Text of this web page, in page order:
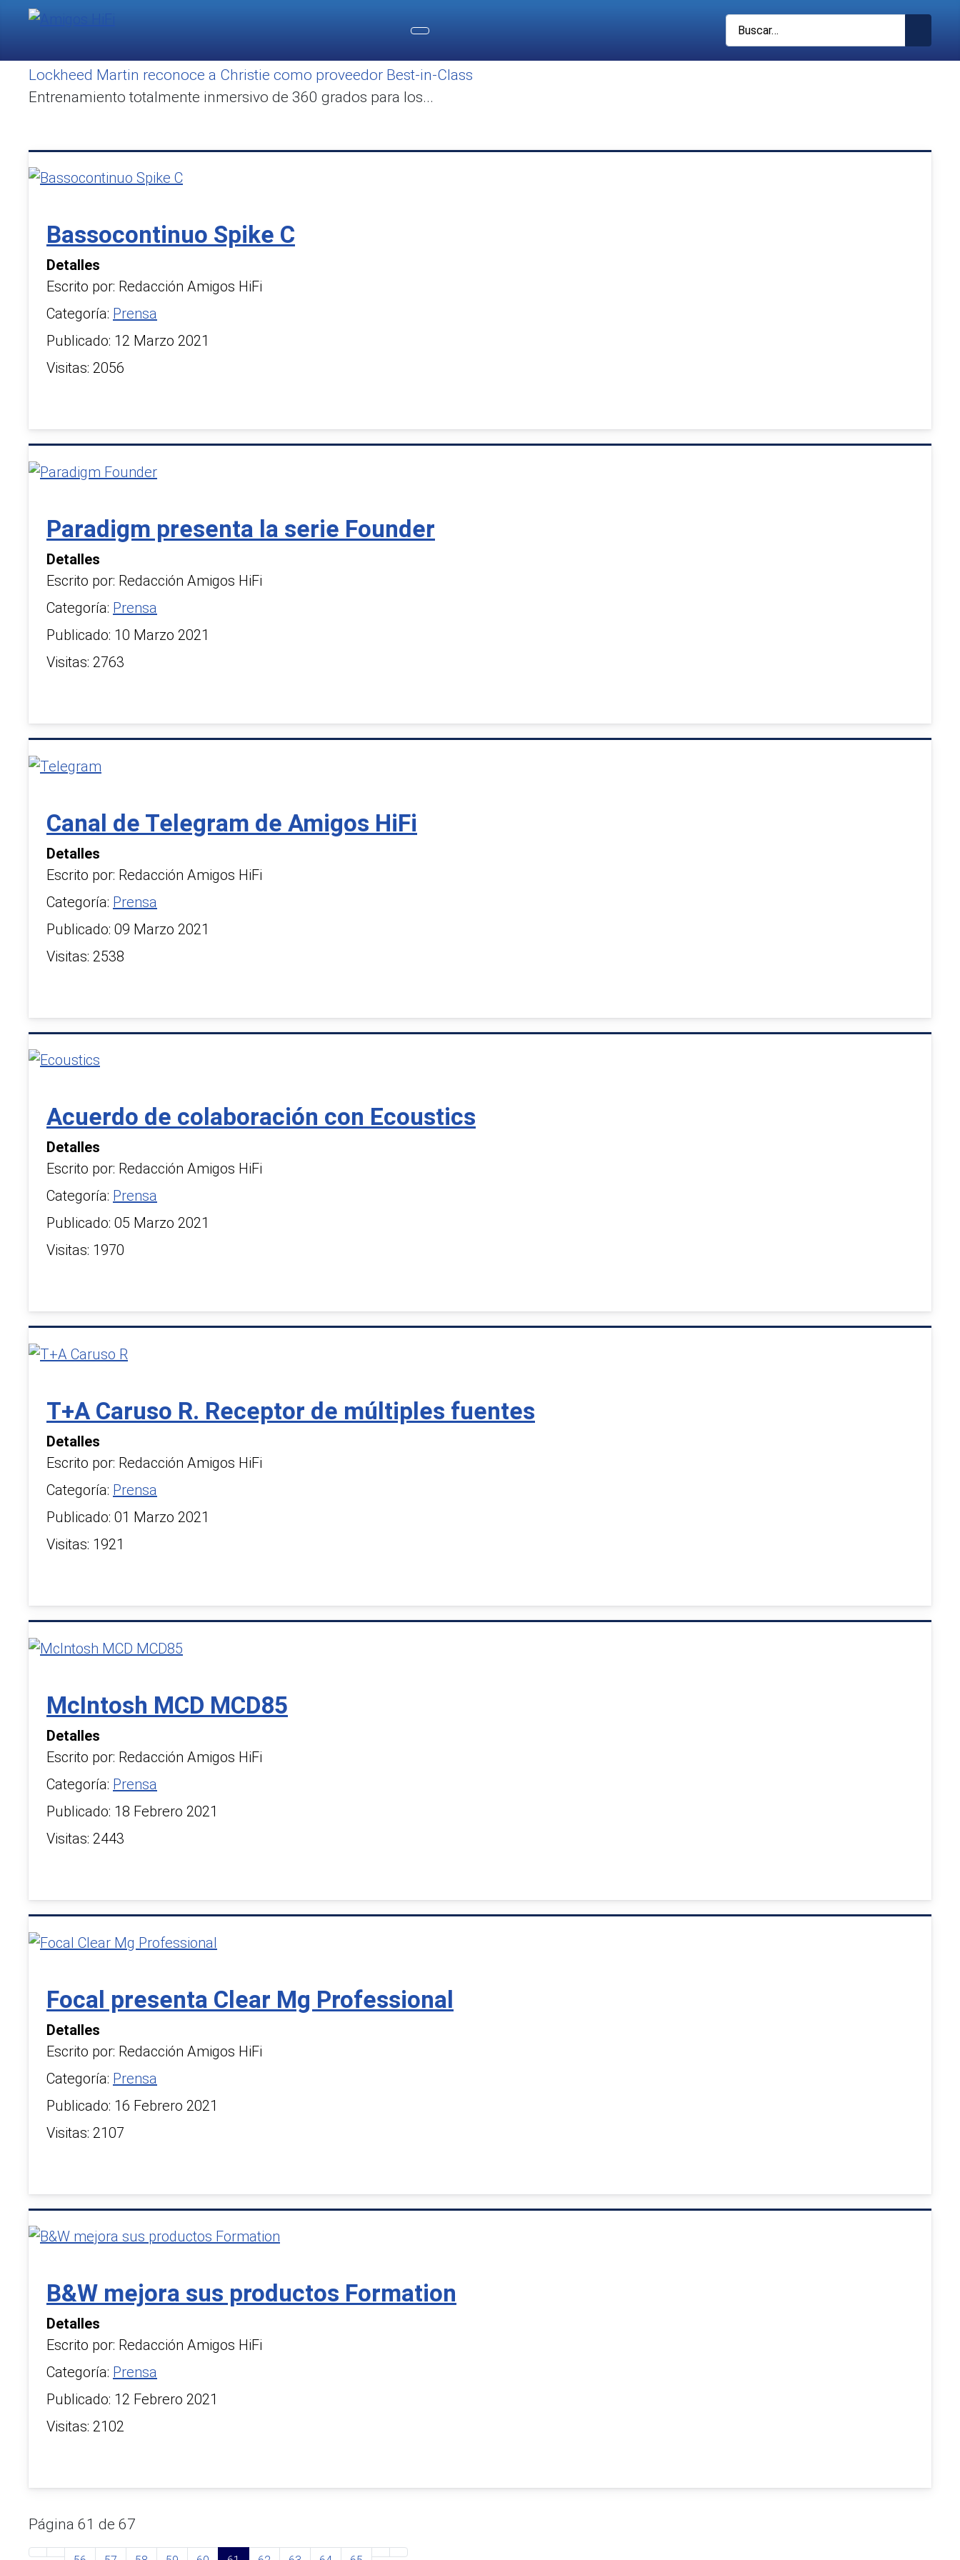
Buscar
Lockheed Martin reconoce a Christie como proveedor Best-in-Class
Entrenamiento totalmente inmersivo de 360 grados para los...
Bassocontinuo Spike C
Detalles
Escrito por: Redacción Amigos HiFi
Categoría: Prensa
Publicado: 12 Marzo 2021
Visitas: 2056
Paradigm presenta la serie Founder
Detalles
Escrito por: Redacción Amigos HiFi
Categoría: Prensa
Publicado: 10 Marzo 2021
Visitas: 2763
Canal de Telegram de Amigos HiFi
Detalles
Escrito por: Redacción Amigos HiFi
Categoría: Prensa
Publicado: 09 Marzo 2021
Visitas: 2538
Acuerdo de colaboración con Ecoustics
Detalles
Escrito por: Redacción Amigos HiFi
Categoría: Prensa
Publicado: 05 Marzo 2021
Visitas: 1970
T+A Caruso R. Receptor de múltiples fuentes
Detalles
Escrito por: Redacción Amigos HiFi
Categoría: Prensa
Publicado: 01 Marzo 2021
Visitas: 1921
McIntosh MCD MCD85
Detalles
Escrito por: Redacción Amigos HiFi
Categoría: Prensa
Publicado: 18 Febrero 2021
Visitas: 2443
Focal presenta Clear Mg Professional
Detalles
Escrito por: Redacción Amigos HiFi
Categoría: Prensa
Publicado: 16 Febrero 2021
Visitas: 2107
B&W mejora sus productos Formation
Detalles
Escrito por: Redacción Amigos HiFi
Categoría: Prensa
Publicado: 12 Febrero 2021
Visitas: 2102
Página 61 de 67